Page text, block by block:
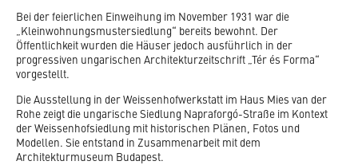
Bei der feierlichen Einweihung im November 1931 war die
„Kleinwohnungsmustersiedlung“ bereits bewohnt. Der
Öffentlichkeit wurden die Häuser jedoch ausführlich in der
progressiven ungarischen Architekturzeitschrift „Tér és Forma“
vorgestellt.
Die Ausstellung in der Weissenhofwerkstatt im Haus Mies van der
Rohe zeigt die ungarische Siedlung Napraforgó-Straße im Kontext
der Weissenhofsiedlung mit historischen Plänen, Fotos und
Modellen. Sie entstand in Zusammenarbeit mit dem
Architekturmuseum Budapest.